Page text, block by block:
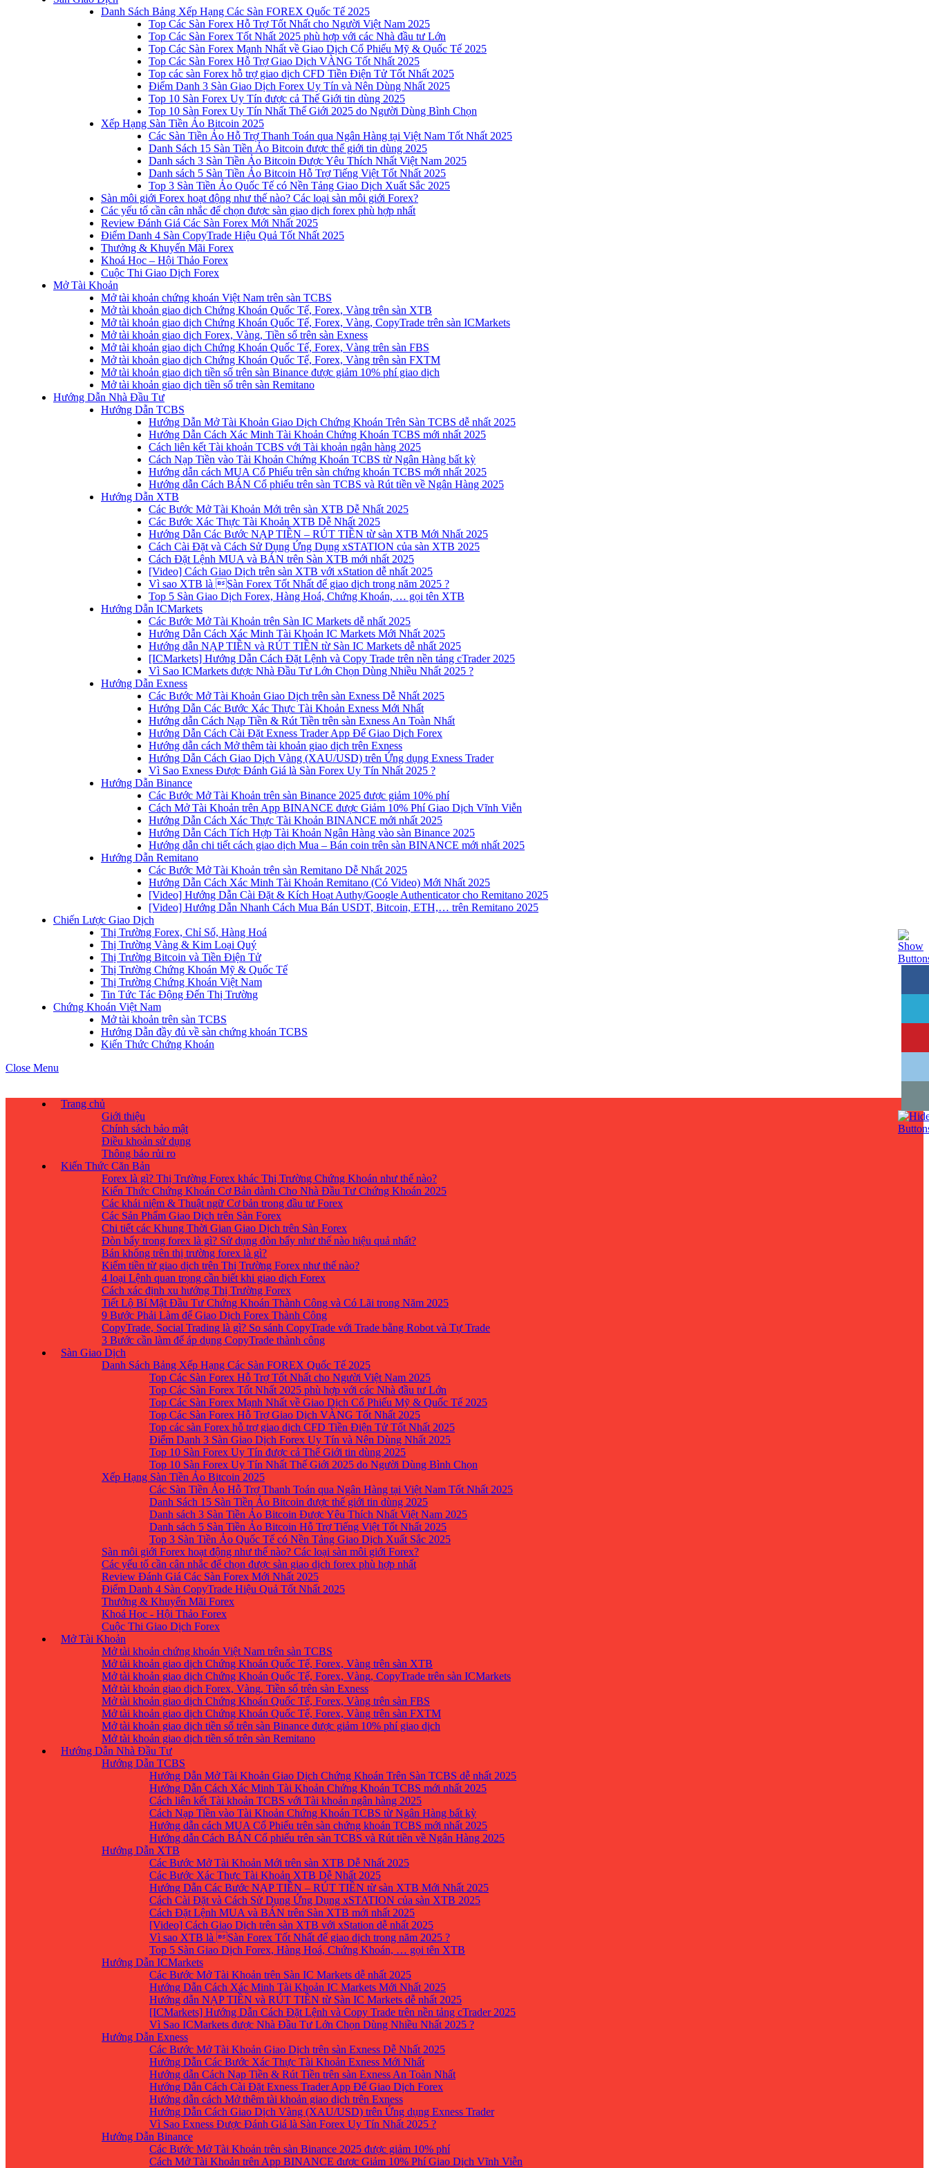
Danh Sách Bảng Xếp Hạng Các Sàn FOREX Quốc Tế 2025
Top Các Sàn Forex Hỗ Trợ Tốt Nhất cho Người Việt Nam 2025
Top Các Sàn Forex Tốt Nhất 2025 phù hợp với các Nhà đầu tư Lớn
Top Các Sàn Forex Mạnh Nhất về Giao Dịch Cổ Phiếu Mỹ & Quốc Tế 2025
Top Các Sàn Forex Hỗ Trợ Giao Dịch VÀNG Tốt Nhất 2025
Top các sàn Forex hỗ trợ giao dịch CFD Tiền Điện Tử Tốt Nhất 2025
Điểm Danh 3 Sàn Giao Dịch Forex Uy Tín và Nên Dùng Nhất 2025
Top 10 Sàn Forex Uy Tín được cả Thế Giới tin dùng 2025
Top 10 Sàn Forex Uy Tín Nhất Thế Giới 2025 do Người Dùng Bình Chọn
Xếp Hạng Sàn Tiền Ảo Bitcoin 2025
Các Sàn Tiền Ảo Hỗ Trợ Thanh Toán qua Ngân Hàng tại Việt Nam Tốt Nhất 2025
Danh Sách 15 Sàn Tiền Ảo Bitcoin được thế giới tin dùng 2025
Danh sách 3 Sàn Tiền Ảo Bitcoin Được Yêu Thích Nhất Việt Nam 2025
Danh sách 5 Sàn Tiền Ảo Bitcoin Hỗ Trợ Tiếng Việt Tốt Nhất 2025
Top 3 Sàn Tiền Ảo Quốc Tế có Nền Tảng Giao Dịch Xuất Sắc 2025
Sàn môi giới Forex hoạt động như thế nào? Các loại sàn môi giới Forex?
Các yếu tố cần cân nhắc để chọn được sàn giao dịch forex phù hợp nhất
Review Đánh Giá Các Sàn Forex Mới Nhất 2025
Điểm Danh 4 Sàn CopyTrade Hiệu Quả Tốt Nhất 2025
Thưởng & Khuyến Mãi Forex
Khoá Học – Hội Thảo Forex
Cuộc Thi Giao Dịch Forex
Mở Tài Khoản
Mở tài khoản chứng khoán Việt Nam trên sàn TCBS
Mở tài khoản giao dịch Chứng Khoán Quốc Tế, Forex, Vàng trên sàn XTB
Mở tài khoản giao dịch Chứng Khoán Quốc Tế, Forex, Vàng, CopyTrade trên sàn ICMarkets
Mở tài khoản giao dịch Forex, Vàng, Tiền số trên sàn Exness
Mở tài khoản giao dịch Chứng Khoán Quốc Tế, Forex, Vàng trên sàn FBS
Mở tài khoản giao dịch Chứng Khoán Quốc Tế, Forex, Vàng trên sàn FXTM
Mở tài khoản giao dịch tiền số trên sàn Binance được giảm 10% phí giao dịch
Mở tài khoản giao dịch tiền số trên sàn Remitano
Hướng Dẫn Nhà Đầu Tư
Hướng Dẫn TCBS
Hướng Dẫn Mở Tài Khoản Giao Dịch Chứng Khoán Trên Sàn TCBS dễ nhất 2025
Hướng Dẫn Cách Xác Minh Tài Khoản Chứng Khoán TCBS mới nhất 2025
Cách liên kết Tài khoản TCBS với Tài khoản ngân hàng 2025
Cách Nạp Tiền vào Tài Khoản Chứng Khoán TCBS từ Ngân Hàng bất kỳ
Hướng dẫn cách MUA Cổ Phiếu trên sàn chứng khoán TCBS mới nhất 2025
Hướng dẫn Cách BÁN Cổ phiếu trên sàn TCBS và Rút tiền về Ngân Hàng 2025
Hướng Dẫn XTB
Các Bước Mở Tài Khoản Mới trên sàn XTB Dễ Nhất 2025
Các Bước Xác Thực Tài Khoản XTB Dễ Nhất 2025
Hướng Dẫn Các Bước NẠP TIỀN – RÚT TIỀN từ sàn XTB Mới Nhất 2025
Cách Cài Đặt và Cách Sử Dụng Ứng Dụng xSTATION của sàn XTB 2025
Cách Đặt Lệnh MUA và BÁN trên Sàn XTB mới nhất 2025
[Video] Cách Giao Dịch trên sàn XTB với xStation dễ nhất 2025
Vì sao XTB là Sàn Forex Tốt Nhất để giao dịch trong năm 2025 ?
Top 5 Sàn Giao Dịch Forex, Hàng Hoá, Chứng Khoán, … gọi tên XTB
Hướng Dẫn ICMarkets
Các Bước Mở Tài Khoản trên Sàn IC Markets dễ nhất 2025
Hướng Dẫn Cách Xác Minh Tài Khoản IC Markets Mới Nhất 2025
Hướng dẫn NẠP TIỀN và RÚT TIỀN từ Sàn IC Markets dễ nhất 2025
[ICMarkets] Hướng Dẫn Cách Đặt Lệnh và Copy Trade trên nền tảng cTrader 2025
Vì Sao ICMarkets được Nhà Đầu Tư Lớn Chọn Dùng Nhiều Nhất 2025 ?
Hướng Dẫn Exness
Các Bước Mở Tài Khoản Giao Dịch trên sàn Exness Dễ Nhất 2025
Hướng Dẫn Các Bước Xác Thực Tài Khoản Exness Mới Nhất
Hướng dẫn Cách Nạp Tiền & Rút Tiền trên sàn Exness An Toàn Nhất
Hướng Dẫn Cách Cài Đặt Exness Trader App Để Giao Dịch Forex
Hướng dẫn cách Mở thêm tài khoản giao dịch trên Exness
Hướng Dẫn Cách Giao Dịch Vàng (XAU/USD) trên Ứng dụng Exness Trader
Vì Sao Exness Được Đánh Giá là Sàn Forex Uy Tín Nhất 2025 ?
Hướng Dẫn Binance
Các Bước Mở Tài Khoản trên sàn Binance 2025 được giảm 10% phí
Cách Mở Tài Khoản trên App BINANCE được Giảm 10% Phí Giao Dịch Vĩnh Viễn
Hướng Dẫn Cách Xác Thực Tài Khoản BINANCE mới nhất 2025
Hướng Dẫn Cách Tích Hợp Tài Khoản Ngân Hàng vào sàn Binance 2025
Hướng dẫn chi tiết cách giao dịch Mua – Bán coin trên sàn BINANCE mới nhất 2025
Hướng Dẫn Remitano
Các Bước Mở Tài Khoản trên sàn Remitano Dễ Nhất 2025
Hướng Dẫn Cách Xác Minh Tài Khoản Remitano (Có Video) Mới Nhất 2025
[Video] Hướng Dẫn Cài Đặt & Kích Hoạt Authy/Google Authenticator cho Remitano 2025
[Video] Hướng Dẫn Nhanh Cách Mua Bán USDT, Bitcoin, ETH,… trên Remitano 2025
Chiến Lược Giao Dịch
Thị Trường Forex, Chỉ Số, Hàng Hoá
Thị Trường Vàng & Kim Loại Quý
Thị Trường Bitcoin và Tiền Điện Tử
Thị Trường Chứng Khoán Mỹ & Quốc Tế
Thị Trường Chứng Khoán Việt Nam
Tin Tức Tác Động Đến Thị Trường
Chứng Khoán Việt Nam
Mở tài khoản trên sàn TCBS
Hướng Dẫn đầy đủ về sàn chứng khoán TCBS
Kiến Thức Chứng Khoán
Close Menu
Trang chủ
Giới thiệu
Chính sách bảo mật
Điều khoản sử dụng
Thông báo rủi ro
Kiến Thức Căn Bản
Forex là gì? Thị Trường Forex khác Thị Trường Chứng Khoán như thế nào?
Kiến Thức Chứng Khoán Cơ Bản dành Cho Nhà Đầu Tư Chứng Khoán 2025
Các khái niệm & Thuật ngữ Cơ bản trong đầu tư Forex
Các Sản Phẩm Giao Dịch trên Sàn Forex
Chi tiết các Khung Thời Gian Giao Dịch trên Sàn Forex
Đòn bẩy trong forex là gì? Sử dụng đòn bẩy như thế nào hiệu quả nhất?
Bán khống trên thị trường forex là gì?
Kiếm tiền từ giao dịch trên Thị Trường Forex như thế nào?
4 loại Lệnh quan trọng cần biết khi giao dịch Forex
Cách xác định xu hướng Thị Trường Forex
Tiết Lộ Bí Mật Đầu Tư Chứng Khoán Thành Công và Có Lãi trong Năm 2025
9 Bước Phải Làm để Giao Dịch Forex Thành Công
CopyTrade, Social Trading là gì? So sánh CopyTrade với Trade bằng Robot và Tự Trade
3 Bước cần làm để áp dụng CopyTrade thành công
Sàn Giao Dịch
Danh Sách Bảng Xếp Hạng Các Sàn FOREX Quốc Tế 2025
Top Các Sàn Forex Hỗ Trợ Tốt Nhất cho Người Việt Nam 2025
Top Các Sàn Forex Tốt Nhất 2025 phù hợp với các Nhà đầu tư Lớn
Top Các Sàn Forex Mạnh Nhất về Giao Dịch Cổ Phiếu Mỹ & Quốc Tế 2025
Top Các Sàn Forex Hỗ Trợ Giao Dịch VÀNG Tốt Nhất 2025
Top các sàn Forex hỗ trợ giao dịch CFD Tiền Điện Tử Tốt Nhất 2025
Điểm Danh 3 Sàn Giao Dịch Forex Uy Tín và Nên Dùng Nhất 2025
Top 10 Sàn Forex Uy Tín được cả Thế Giới tin dùng 2025
Top 10 Sàn Forex Uy Tín Nhất Thế Giới 2025 do Người Dùng Bình Chọn
Xếp Hạng Sàn Tiền Ảo Bitcoin 2025
Các Sàn Tiền Ảo Hỗ Trợ Thanh Toán qua Ngân Hàng tại Việt Nam Tốt Nhất 2025
Danh Sách 15 Sàn Tiền Ảo Bitcoin được thế giới tin dùng 2025
Danh sách 3 Sàn Tiền Ảo Bitcoin Được Yêu Thích Nhất Việt Nam 2025
Danh sách 5 Sàn Tiền Ảo Bitcoin Hỗ Trợ Tiếng Việt Tốt Nhất 2025
Top 3 Sàn Tiền Ảo Quốc Tế có Nền Tảng Giao Dịch Xuất Sắc 2025
Sàn môi giới Forex hoạt động như thế nào? Các loại sàn môi giới Forex?
Các yếu tố cần cân nhắc để chọn được sàn giao dịch forex phù hợp nhất
Review Đánh Giá Các Sàn Forex Mới Nhất 2025
Điểm Danh 4 Sàn CopyTrade Hiệu Quả Tốt Nhất 2025
Thưởng & Khuyến Mãi Forex
Khoá Học - Hội Thảo Forex
Cuộc Thi Giao Dịch Forex
Mở Tài Khoản
Mở tài khoản chứng khoán Việt Nam trên sàn TCBS
Mở tài khoản giao dịch Chứng Khoán Quốc Tế, Forex, Vàng trên sàn XTB
Mở tài khoản giao dịch Chứng Khoán Quốc Tế, Forex, Vàng, CopyTrade trên sàn ICMarkets
Mở tài khoản giao dịch Forex, Vàng, Tiền số trên sàn Exness
Mở tài khoản giao dịch Chứng Khoán Quốc Tế, Forex, Vàng trên sàn FBS
Mở tài khoản giao dịch Chứng Khoán Quốc Tế, Forex, Vàng trên sàn FXTM
Mở tài khoản giao dịch tiền số trên sàn Binance được giảm 10% phí giao dịch
Mở tài khoản giao dịch tiền số trên sàn Remitano
Hướng Dẫn Nhà Đầu Tư
Hướng Dẫn TCBS
Hướng Dẫn Mở Tài Khoản Giao Dịch Chứng Khoán Trên Sàn TCBS dễ nhất 2025
Hướng Dẫn Cách Xác Minh Tài Khoản Chứng Khoán TCBS mới nhất 2025
Cách liên kết Tài khoản TCBS với Tài khoản ngân hàng 2025
Cách Nạp Tiền vào Tài Khoản Chứng Khoán TCBS từ Ngân Hàng bất kỳ
Hướng dẫn cách MUA Cổ Phiếu trên sàn chứng khoán TCBS mới nhất 2025
Hướng dẫn Cách BÁN Cổ phiếu trên sàn TCBS và Rút tiền về Ngân Hàng 2025
Hướng Dẫn XTB
Các Bước Mở Tài Khoản Mới trên sàn XTB Dễ Nhất 2025
Các Bước Xác Thực Tài Khoản XTB Dễ Nhất 2025
Hướng Dẫn Các Bước NẠP TIỀN – RÚT TIỀN từ sàn XTB Mới Nhất 2025
Cách Cài Đặt và Cách Sử Dụng Ứng Dụng xSTATION của sàn XTB 2025
Cách Đặt Lệnh MUA và BÁN trên Sàn XTB mới nhất 2025
[Video] Cách Giao Dịch trên sàn XTB với xStation dễ nhất 2025
Vì sao XTB là Sàn Forex Tốt Nhất để giao dịch trong năm 2025 ?
Top 5 Sàn Giao Dịch Forex, Hàng Hoá, Chứng Khoán, … gọi tên XTB
Hướng Dẫn ICMarkets
Các Bước Mở Tài Khoản trên Sàn IC Markets dễ nhất 2025
Hướng Dẫn Cách Xác Minh Tài Khoản IC Markets Mới Nhất 2025
Hướng dẫn NẠP TIỀN và RÚT TIỀN từ Sàn IC Markets dễ nhất 2025
[ICMarkets] Hướng Dẫn Cách Đặt Lệnh và Copy Trade trên nền tảng cTrader 2025
Vì Sao ICMarkets được Nhà Đầu Tư Lớn Chọn Dùng Nhiều Nhất 2025 ?
Hướng Dẫn Exness
Các Bước Mở Tài Khoản Giao Dịch trên sàn Exness Dễ Nhất 2025
Hướng Dẫn Các Bước Xác Thực Tài Khoản Exness Mới Nhất
Hướng dẫn Cách Nạp Tiền & Rút Tiền trên sàn Exness An Toàn Nhất
Hướng Dẫn Cách Cài Đặt Exness Trader App Để Giao Dịch Forex
Hướng dẫn cách Mở thêm tài khoản giao dịch trên Exness
Hướng Dẫn Cách Giao Dịch Vàng (XAU/USD) trên Ứng dụng Exness Trader
Vì Sao Exness Được Đánh Giá là Sàn Forex Uy Tín Nhất 2025 ?
Hướng Dẫn Binance
Các Bước Mở Tài Khoản trên sàn Binance 2025 được giảm 10% phí
Cách Mở Tài Khoản trên App BINANCE được Giảm 10% Phí Giao Dịch Vĩnh Viễn